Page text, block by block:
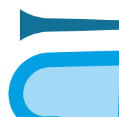
Епархией
Удмуртский
ОСНОВНЫЕ
РАБОТЫ